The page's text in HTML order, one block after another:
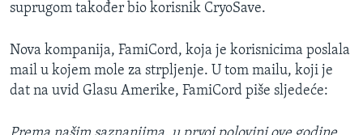
suprugom također bio korisnik CryoSave.
Nova kompanija, FamiCord, koja je korisnicima poslala
mail u kojem mole za strpljenje. U tom mailu, koji je
dat na uvid Glasu Amerike, FamiCord piše sljedeće: